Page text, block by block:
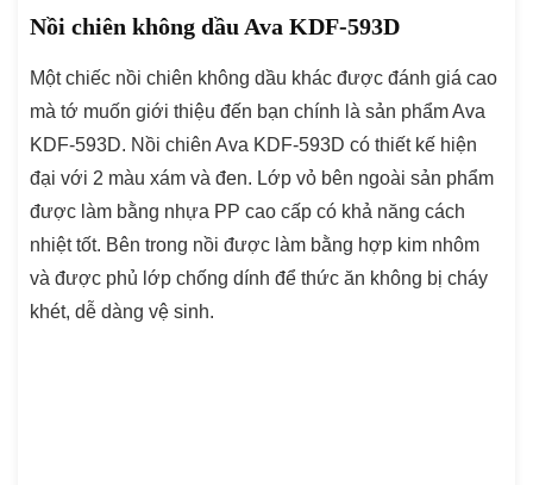
Nồi chiên không dầu Ava KDF-593D
Một chiếc nồi chiên không dầu khác được đánh giá cao
mà tớ muốn giới thiệu đến bạn chính là sản phẩm Ava
KDF-593D. Nồi chiên Ava KDF-593D có thiết kế hiện
đại với 2 màu xám và đen. Lớp vỏ bên ngoài sản phẩm
được làm bằng nhựa PP cao cấp có khả năng cách
nhiệt tốt. Bên trong nồi được làm bằng hợp kim nhôm
và được phủ lớp chống dính để thức ăn không bị cháy
khét, dễ dàng vệ sinh.